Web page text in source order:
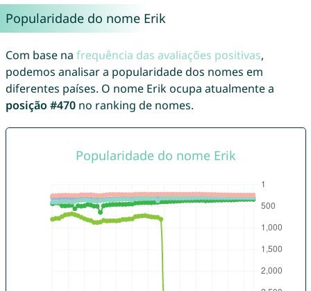
Popularidade do nome Erik
Com base na frequência das avaliações positivas,
podemos analisar a popularidade dos nomes em
diferentes países. O nome Erik ocupa atualmente a
posição #470no ranking de nomes.